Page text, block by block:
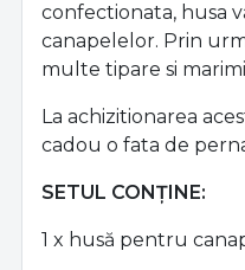
confectionata, husa
canapelelor. Prin
multe tipare si
La achizitionarea
cadou o fata de
SETUL CONŢINE:
1 x husă pentru